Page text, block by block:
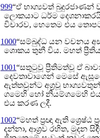
999“ඒ භාග්‍යවත්
ලොකයාට ධර්ම
විචාරව, හෙතෙම එය
1000“සම්බුද්ධ යන වචනය
ශොකය තුනී විය. මහත්
1001“සතුටුවූ ප්‍රීතිමත්වූ ඒ
දෙවතාවාගෙන් මෙසේ
ඇත්තවුන්ට අග්‍රවූ
ගමෙහි හෝ නියම්ගමෙහි
එය කරණ ලදී.
1002“මහත් ප්‍රඥා ඇති ශ්‍රෙෂ්ඨ
දන්නා, ආශ්‍රව රහිත, මුදන